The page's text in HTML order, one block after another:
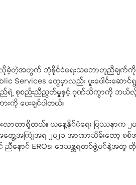
တဲ့အတွက် ဘုံနိုင်ငံရေးသဘောတူညီချက်ကို
Services တွေမှာလည်း ပူးပေါင်းဆေ
ြည်ရဲ့ စုစည်းညီညွတ်မှုနှင့် ဂုဏ်သိက္ခာကို ဘယ်
ပေးချင်ပါတယ်။
လာတာရှိတယ်။ ယနေ့နိုင်ငံရေး ပြဿနာက ၂
ဒီအတွေ့အကြုံအရ ၂၀၂၁ အာဏာသိမ်းတော့ စ
နောင် EROs၊ ဒေသန္တရတပ်ဖွဲ့ဝင်နဲ့အတူ